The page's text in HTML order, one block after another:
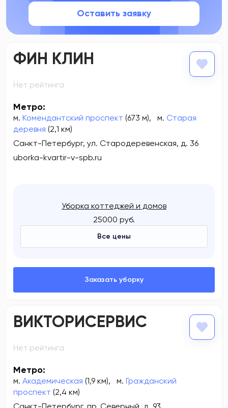
Оставить заявку
ФИН КЛИН
Нет рейтинга
Метро:
м. Комендантский проспект (673 м), м. Старая
деревня (2,1 км)
Санкт-Петербург, ул. Стародеревенская, д. 36
uborka-kvartir-v-spb.ru
Уборка коттеджей и домов
25000 руб.
Все цены
ВИКТОРИСЕРВИС
Нет рейтинга
Метро:
м. Академическая (1,9 км), м.
Гражданский
проспект (2,4 км)